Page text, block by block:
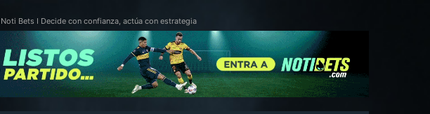
Noti Bets I Decide con confianza, actúa con estrategia